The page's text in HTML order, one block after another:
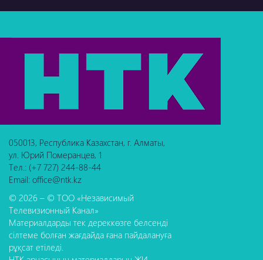
050013, Республика Казахстан, г. Алматы,
ул. Юрий Померанцев, 1
Тел.: (+7 727) 244-88-44
Email: office@ntk.kz
© 2026 – © ТОО «Независимый
Телевизионный Канал»
Материалдарды тек дереккөзге белсенді
сілтеме болған жағдайда ғана пайдалануға
рұқсат етіледі.